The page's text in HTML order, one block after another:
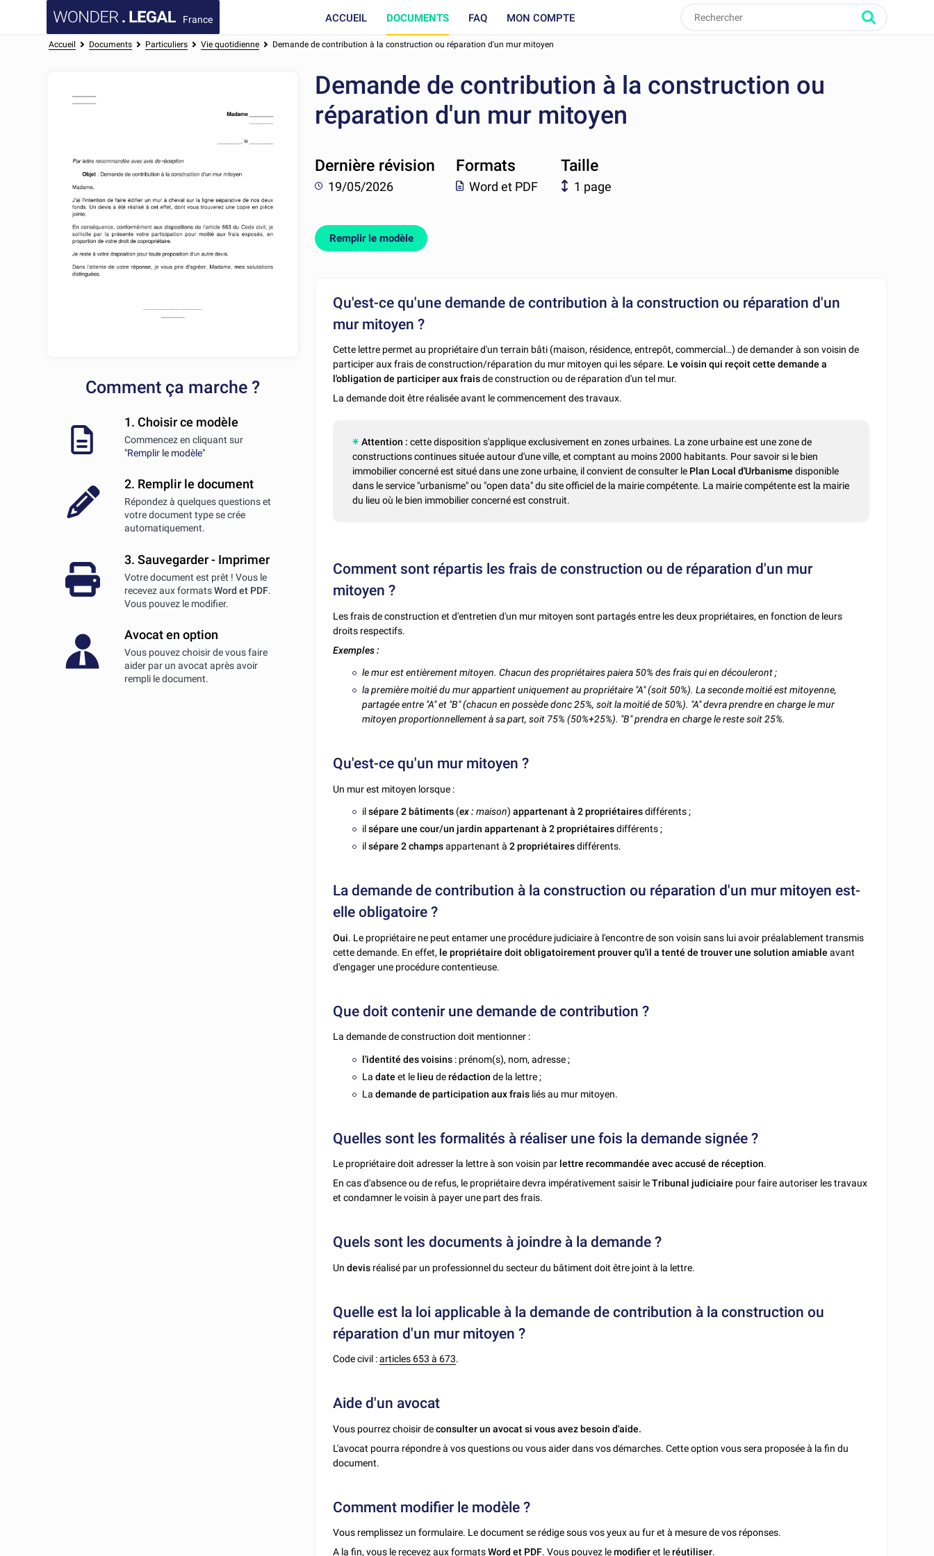
France ACCUEIL DOCUMENTS FAQ MON COMPTE
Accueil Documents Particuliers Vie quotidienne Demande de contribution à la construction ou réparation d'un mur mitoyen
Comment ça marche ?
1. Choisir ce modèle
Commencez en cliquant sur
"Remplir le modèle"
2. Remplir le document
Répondez à quelques questions et
votre document type se crée
automatiquement.
3. Sauvegarder - Imprimer
Votre document est prêt ! Vous le
recevez aux formatsWord et PDF.
Vous pouvez le modifier.
Avocat en option
Vous pouvez choisir de vous faire
aider par un avocat après avoir
rempli le document.
Demande de contribution à la construction ou
réparation d'un mur mitoyen
Dernière révision
19/05/2026
Formats
Word et PDF
Taille
1 page
Remplir le modèle
Qu'est-ce qu'une demande de contribution à la construction ou réparation d'un
mur mitoyen ?
Cette lettre permet au propriétaire d'un terrain bâti (maison, résidence, entrepôt, commercial…) de demander à son voisin de
participer aux frais de construction/réparation du mur mitoyen qui les sépare. Le voisin qui reçoit cette demande a
l'obligation de participer aux fraisde construction ou de réparation d'un tel mur.
La demande doit être réalisée avant le commencement des travaux.
Attention :cette disposition s'applique exclusivement en zones urbaines. La zone urbaine est une zone de
constructions continues située autour d'une ville, et comptant au moins 2000 habitants. Pour savoir si le bien
immobilier concerné est situé dans une zone urbaine, il convient de consulter le Plan Local d'Urbanisme disponible
dans le service "urbanisme" ou "open data" du site officiel de la mairie compétente. La mairie compétente est la mairie
du lieu où le bien immobilier concerné est construit.
Comment sont répartis les frais de construction ou de réparation d'un mur
mitoyen ?
Les frais de construction et d'entretien d'un mur mitoyen sont partagés entre les deux propriétaires, en fonction de leurs
droits respectifs.
Exemples :
le mur est entièrement mitoyen. Chacun des propriétaires paiera 50% des frais qui en découleront ;
la première moitié du mur appartient uniquement au propriétaire "A" (soit 50%). La seconde moitié est mitoyenne,
partagée entre "A" et "B" (chacun en possède donc 25%, soit la moitié de 50%). "A" devra prendre en charge le mur
mitoyen proportionnellement à sa part, soit 75% (50%+25%). "B" prendra en charge le reste soit 25%.
Qu'est-ce qu'un mur mitoyen ?
Un mur est mitoyen lorsque :
ilsépare 2 bâtiments (ex : maison)appartenant à 2 propriétairesdifférents ;
ilsépare une cour/un jardin appartenant à 2 propriétairesdifférents ;
ilsépare 2 champsappartenant à 2 propriétairesdifférents.
La demande de contribution à la construction ou réparation d'un mur mitoyen est-
elle obligatoire ?
Oui. Le propriétaire ne peut entamer une procédure judiciaire à l'encontre de son voisin sans lui avoir préalablement transmis
cette demande. En effet, le propriétaire doit obligatoirement prouver qu'il a tenté de trouver une solution amiable avant
d'engager une procédure contentieuse.
Que doit contenir une demande de contribution ?
La demande de construction doit mentionner :
l'identité des voisins : prénom(s), nom, adresse ;
Ladate et le lieuderédactionde la lettre ;
Lademande de participation aux frais liés au mur mitoyen.
Quelles sont les formalités à réaliser une fois la demande signée ?
Le propriétaire doit adresser la lettre à son voisin par lettre recommandée avec accusé de réception.
En cas d'absence ou de refus, le propriétaire devra impérativement saisir leTribunal judiciaire pour faire autoriser les travaux
et condamner le voisin à payer une part des frais.
Quels sont les documents à joindre à la demande ?
Un devis réalisé par un professionnel du secteur du bâtiment doit être joint à la lettre.
Quelle est la loi applicable à la demande de contribution à la construction ou
réparation d'un mur mitoyen ?
Code civil :articles 653 à 673.
Aide d'un avocat
Vous pourrez choisir deconsulter un avocat si vous avez besoin d'aide.
L'avocat pourra répondre à vos questions ou vous aider dans vos démarches. Cette option vous sera proposée à la fin du
document.
Comment modifier le modèle ?
Vous remplissez un formulaire. Le document se rédige sous vos yeux au fur et à mesure de vos réponses.
A la fin, vous le recevez aux formatsWord et PDF. Vous pouvez lemodifieret leréutiliser.